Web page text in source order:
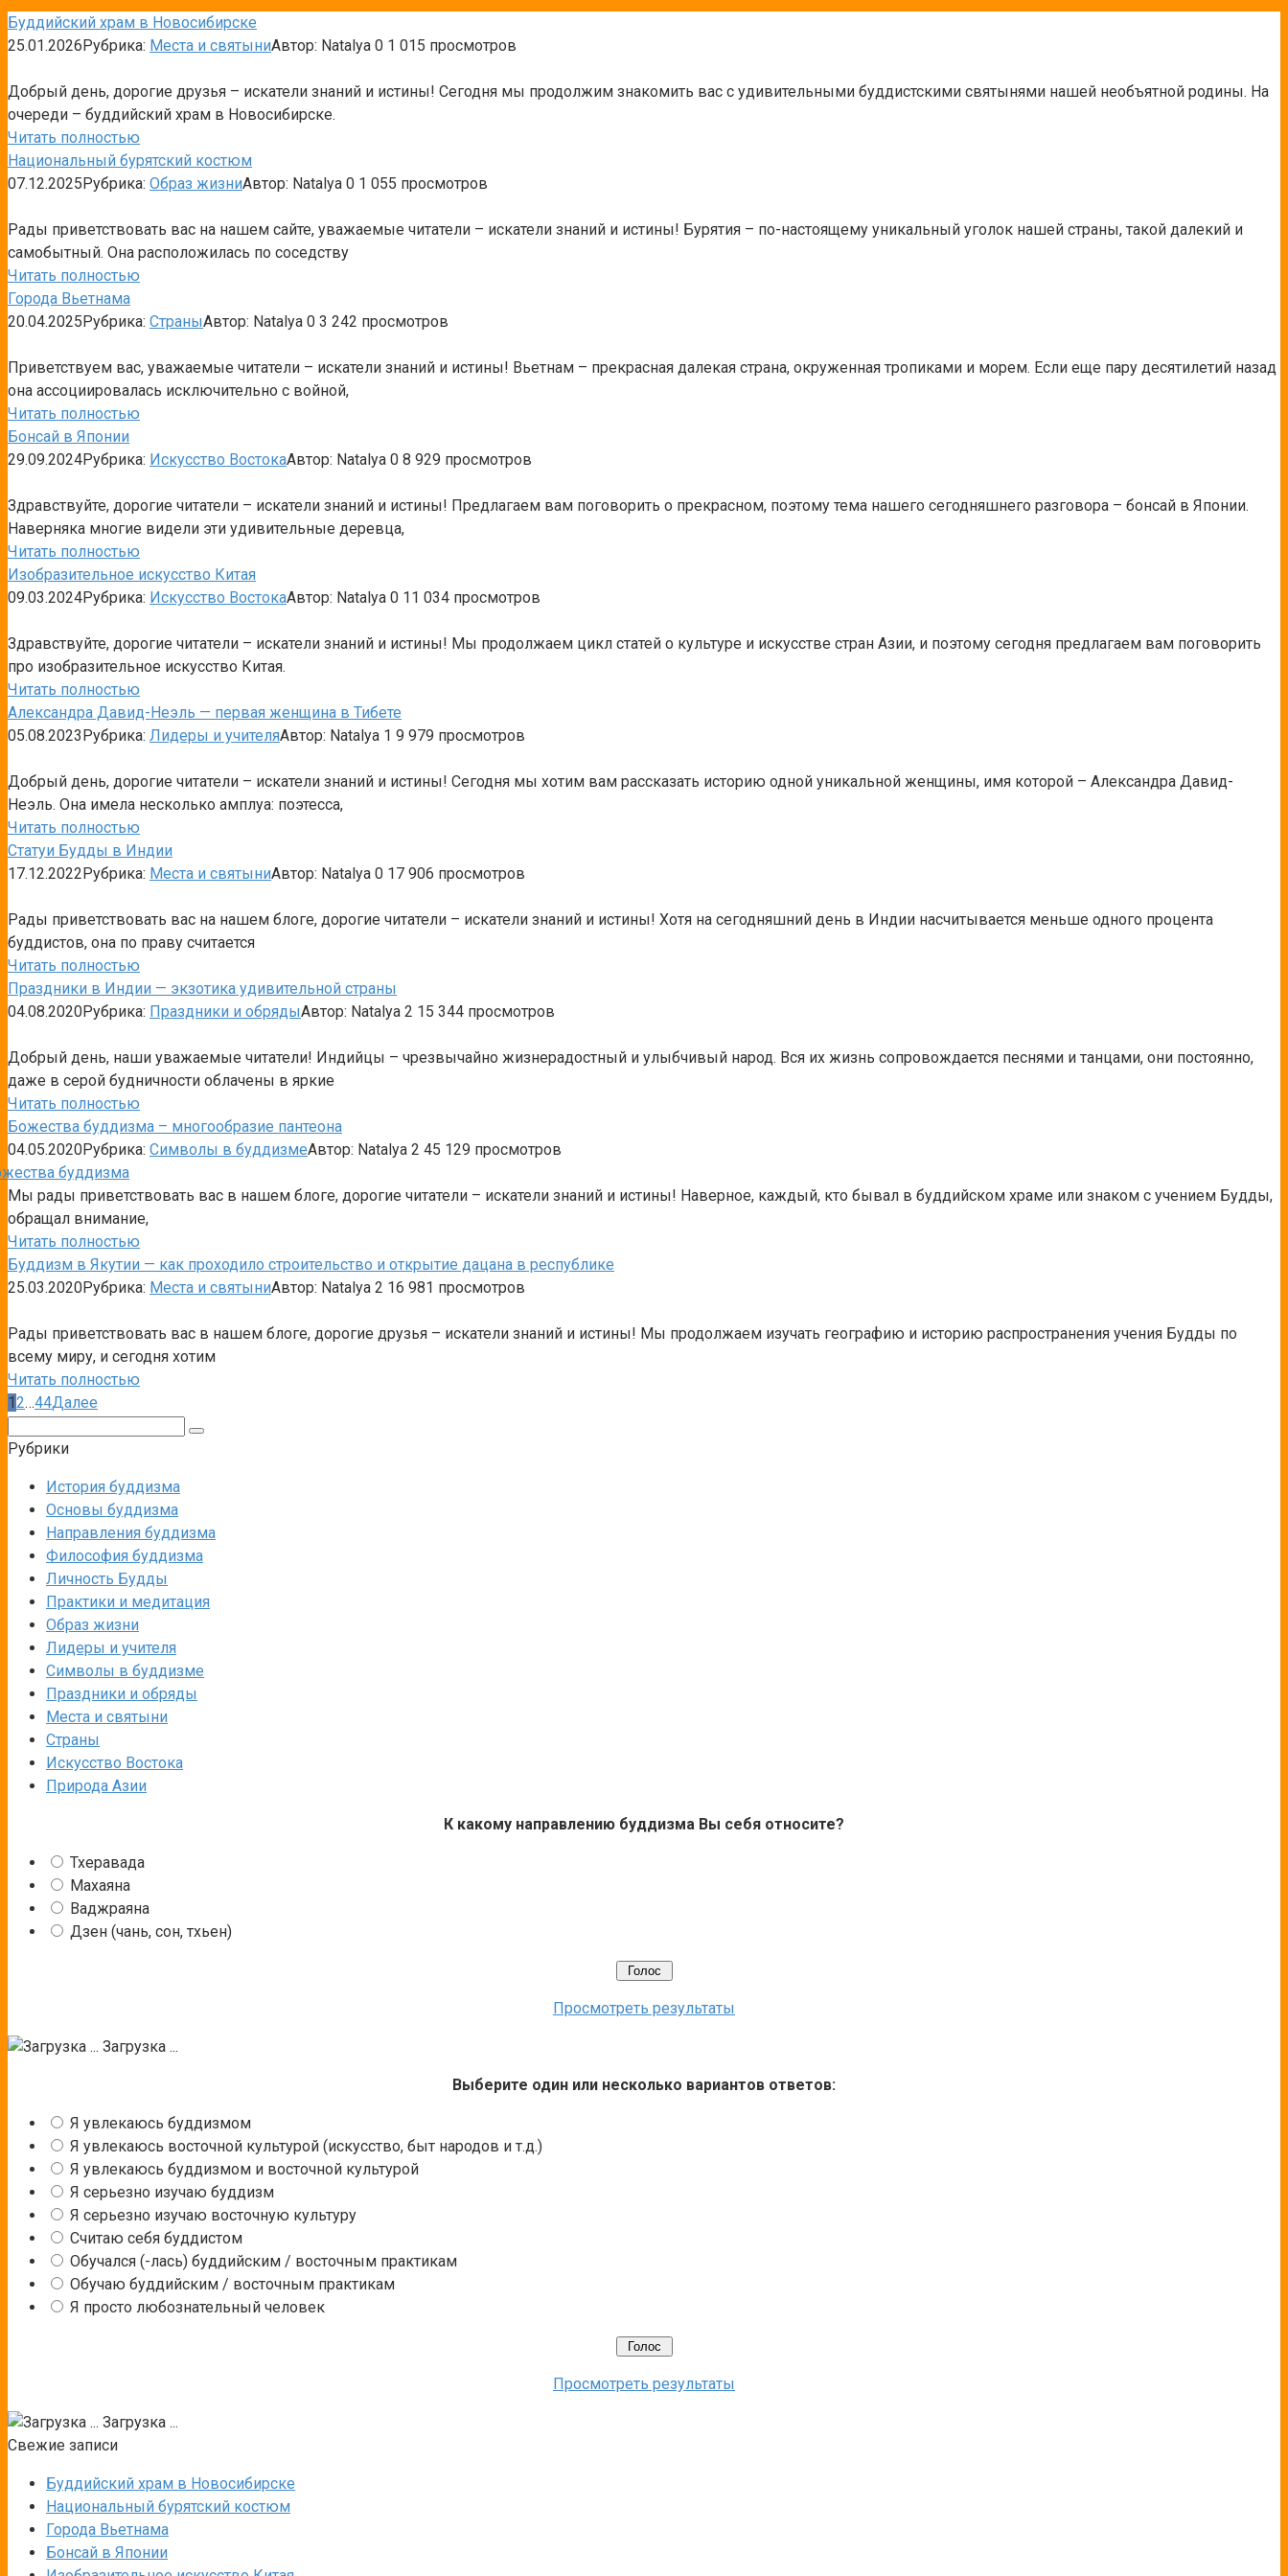
Буддийский храм в Новосибирске
25.01.2026Рубрика: Места и святыниАвтор: Natalya 0 1 015 просмотров
Добрый день, дорогие друзья – искатели знаний и истины! Сегодня мы продолжим знакомить вас с удивительными буддистскими святынями нашей необъятной родины. На
очереди – буддийский храм в Новосибирске.
Читать полностью
Национальный бурятский костюм
07.12.2025Рубрика: Образ жизниАвтор: Natalya 0 1 055 просмотров
Рады приветствовать вас на нашем сайте, уважаемые читатели – искатели знаний и истины! Бурятия – по-настоящему уникальный уголок нашей страны, такой далекий и
самобытный. Она расположилась по соседству
Читать полностью
Города Вьетнама
20.04.2025Рубрика: СтраныАвтор: Natalya 0 3 242 просмотров
Приветствуем вас, уважаемые читатели – искатели знаний и истины! Вьетнам – прекрасная далекая страна, окруженная тропиками и морем. Если еще пару десятилетий назад
она ассоциировалась исключительно с войной,
Читать полностью
Бонсай в Японии
29.09.2024Рубрика: Искусство ВостокаАвтор: Natalya 0 8 929 просмотров
Здравствуйте, дорогие читатели – искатели знаний и истины! Предлагаем вам поговорить о прекрасном, поэтому тема нашего сегодняшнего разговора – бонсай в Японии.
Наверняка многие видели эти удивительные деревца,
Читать полностью
Изобразительное искусство Китая
09.03.2024Рубрика: Искусство ВостокаАвтор: Natalya 0 11 034 просмотров
Здравствуйте, дорогие читатели – искатели знаний и истины! Мы продолжаем цикл статей о культуре и искусстве стран Азии, и поэтому сегодня предлагаем вам поговорить
про изобразительное искусство Китая.
Читать полностью
Александра Давид-Неэль — первая женщина в Тибете
05.08.2023Рубрика: Лидеры и учителяАвтор: Natalya 1 9 979 просмотров
Добрый день, дорогие читатели – искатели знаний и истины! Сегодня мы хотим вам рассказать историю одной уникальной женщины, имя которой – Александра Давид-
Неэль. Она имела несколько амплуа: поэтесса,
Читать полностью
Статуи Будды в Индии
17.12.2022Рубрика: Места и святыниАвтор: Natalya 0 17 906 просмотров
Рады приветствовать вас на нашем блоге, дорогие читатели – искатели знаний и истины! Хотя на сегодняшний день в Индии насчитывается меньше одного процента
буддистов, она по праву считается
Читать полностью
Праздники в Индии — экзотика удивительной страны
04.08.2020Рубрика: Праздники и обрядыАвтор: Natalya 2 15 344 просмотров
Добрый день, наши уважаемые читатели! Индийцы – чрезвычайно жизнерадостный и улыбчивый народ. Вся их жизнь сопровождается песнями и танцами, они постоянно,
даже в серой будничности облачены в яркие
Читать полностью
Божества буддизма – многообразие пантеона
04.05.2020Рубрика: Символы в буддизмеАвтор: Natalya 2 45 129 просмотров
Мы рады приветствовать вас в нашем блоге, дорогие читатели – искатели знаний и истины! Наверное, каждый, кто бывал в буддийском храме или знаком с учением Будды,
обращал внимание,
Читать полностью
Буддизм в Якутии — как проходило строительство и открытие дацана в республике
25.03.2020Рубрика: Места и святыниАвтор: Natalya 2 16 981 просмотров
Рады приветствовать вас в нашем блоге, дорогие друзья – искатели знаний и истины! Мы продолжаем изучать географию и историю распространения учения Будды по
всему миру, и сегодня хотим
Читать полностью
Пагинация
12…44Далее
Рубрики
История буддизма
Основы буддизма
Направления буддизма
Философия буддизма
Личность Будды
Практики и медитация
Образ жизни
Лидеры и учителя
Символы в буддизме
Праздники и обряды
Места и святыни
Страны
Искусство Востока
Природа Азии
К какому направлению буддизма Вы себя относите?
Тхеравада
Махаяна
Ваджраяна
Дзен (чань, сон, тхьен)
Просмотреть результаты
Загрузка ...
Выберите один или несколько вариантов ответов:
Я увлекаюсь буддизмом
Я увлекаюсь восточной культурой (искусство, быт народов и т.д.)
Я увлекаюсь буддизмом и восточной культурой
Я серьезно изучаю буддизм
Я серьезно изучаю восточную культуру
Считаю себя буддистом
Обучался (-лась) буддийским / восточным практикам
Обучаю буддийским / восточным практикам
Я просто любознательный человек
Просмотреть результаты
Загрузка ...
Свежие записи
Буддийский храм в Новосибирске
Национальный бурятский костюм
Города Вьетнама
Бонсай в Японии